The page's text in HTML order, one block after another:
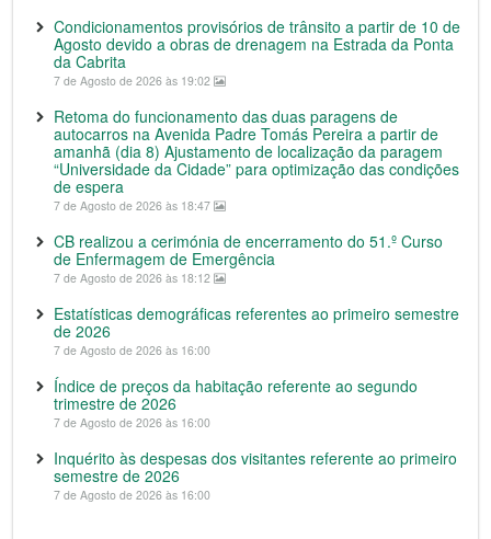
Condicionamentos provisórios de trânsito a partir de 10 de
Agosto devido a obras de drenagem na Estrada da Ponta
da Cabrita
7 de Agosto de 2026 às 19:02
Retoma do funcionamento das duas paragens de
autocarros na Avenida Padre Tomás Pereira a partir de
amanhã (dia 8) Ajustamento de localização da paragem
“Universidade da Cidade” para optimização das condições
de espera
7 de Agosto de 2026 às 18:47
CB realizou a cerimónia de encerramento do 51.º Curso
de Enfermagem de Emergência
7 de Agosto de 2026 às 18:12
Estatísticas demográficas referentes ao primeiro semestre
de 2026
7 de Agosto de 2026 às 16:00
Índice de preços da habitação referente ao segundo
trimestre de 2026
7 de Agosto de 2026 às 16:00
Inquérito às despesas dos visitantes referente ao primeiro
semestre de 2026
7 de Agosto de 2026 às 16:00